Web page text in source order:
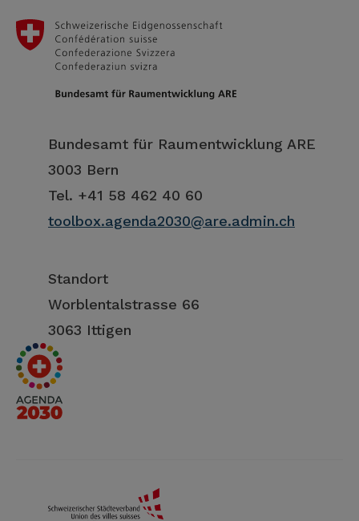
Bundesamt für Raumentwicklung ARE
3003 Bern
Tel. +41 58 462 40 60
toolbox.agenda2030@are.admin.ch
Standort
Worblentalstrasse 66
3063 Ittigen